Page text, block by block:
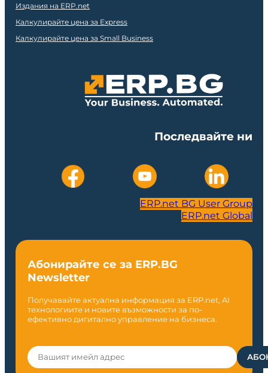
Издания на ERP.net
Калкулирайте цена за Express
Калкулирайте цена за Small Business
Последвайте ни
ERP.net BG User Group
ERP.net Global
Абонирайте се за ERP.BG
Newsletter
Получавайте актуална информация за ERP.net, AI
технологиите и новите възможности за по-
ефективно дигитално управление на бизнеса.